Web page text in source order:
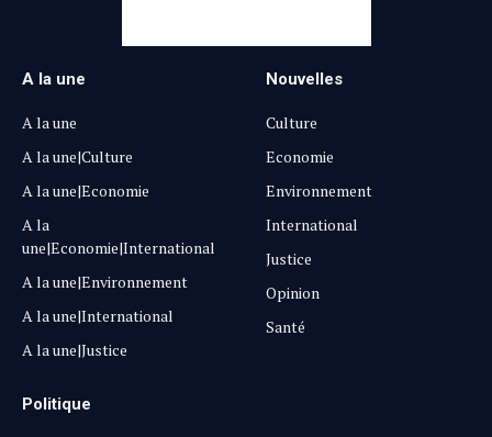
A la une
A la une
A la une|Culture
A la une|Economie
A la
une|Economie|International
A la une|Environnement
A la une|International
A la une|Justice
Nouvelles
Culture
Economie
Environnement
International
Justice
Opinion
Santé
Politique